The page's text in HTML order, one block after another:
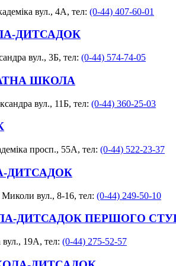
вул., 4А, тел: (0-44) 407-60-01
ДИТСАДОК
вул., 3Б, тел: (0-44) 574-74-05
ШКОЛА
вул., 11Б, тел: (0-44) 360-25-03
просп., 55А, тел: (0-44) 522-23-37
ДИТСАДОК
вул., 8-16, тел: (0-44) 249-50-10
ДИТСАДОК ПЕРШОГО
19А, тел: (0-44) 275-52-57